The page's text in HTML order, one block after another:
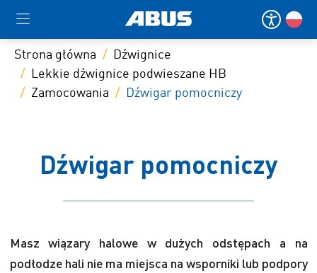
Strona główna
Dźwignice
Lekkie dźwignice podwieszane HB
Zamocowania
Dźwigar pomocniczy
Dźwigar pomocniczy
Masz wiązary halowe w dużych odstępach a na
podłodze hali nie ma miejsca na wsporniki lub podpory